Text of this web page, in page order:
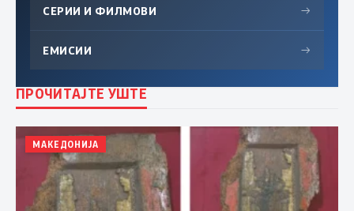
СЕРИИ И ФИЛМОВИ →
ЕМИСИИ →
ПРОЧИТАЈТЕ УШТЕ
МАКЕДОНИЈА